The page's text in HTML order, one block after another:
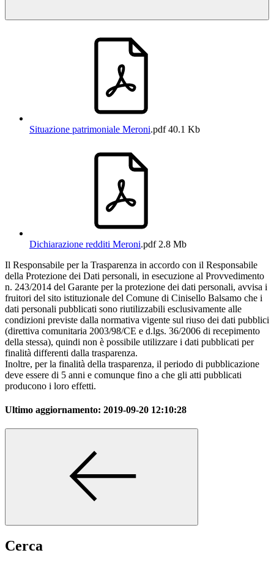
Situazione patrimoniale Meroni.pdf40.1 Kb
Dichiarazione redditi Meroni.pdf2.8 Mb
Il Responsabile per la Trasparenza in accordo con il Responsabile
della Protezione dei Dati personali, in esecuzione al Provvedimento
n. 243/2014 del Garante per la protezione dei dati personali, avvisa i
fruitori del sito istituzionale del Comune di Cinisello Balsamo che i
dati personali pubblicati sono riutilizzabili esclusivamente alle
condizioni previste dalla normativa vigente sul riuso dei dati pubblici
(direttiva comunitaria 2003/98/CE e d.lgs. 36/2006 di recepimento
della stessa), quindi non è possibile utilizzare i dati pubblicati per
finalità differenti dalla trasparenza.
Inoltre, per la finalità della trasparenza, il periodo di pubblicazione
deve essere di 5 anni e comunque fino a che gli atti pubblicati
producono i loro effetti.
Ultimo aggiornamento: 2019-09-20 12:10:28
Cerca